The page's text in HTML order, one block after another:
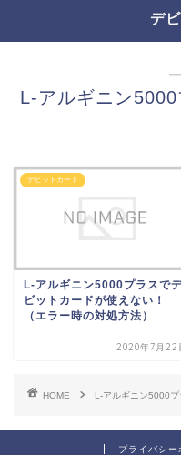
デ
L-アルギニン
デビットカード
L-アルギニン5000プラスで
ビットカードが使えない！
（エラー時の対処方法）
2020年7月22
HOME L-アルギニン5000
プライバシー